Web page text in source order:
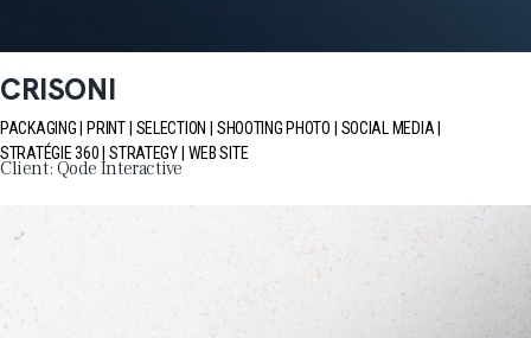
CRISONI
PACKAGING PRINT SELECTION SHOOTING PHOTO
SOCIAL MEDIA
STRATÉGIE 360 STRATEGY WEB SITE
Client: Qode Interactive